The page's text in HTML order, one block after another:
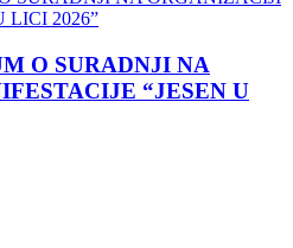
O SURADNJI NA
“JESEN U